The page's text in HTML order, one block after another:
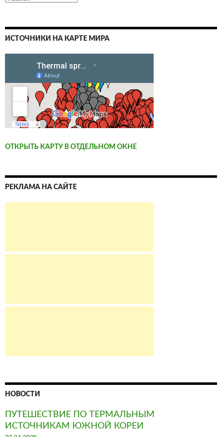
ИСТОЧНИКИ НА КАРТЕ МИРА
ОТКРЫТЬ КАРТУ В ОТДЕЛЬНОМ ОКНЕ
РЕКЛАМА НА САЙТЕ
НОВОСТИ
ПУТЕШЕСТВИЕ ПО ТЕРМАЛЬНЫМ
ИСТОЧНИКАМ ЮЖНОЙ КОРЕИ